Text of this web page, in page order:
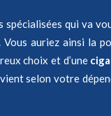
qui va
Vous auriez ainsi la
choix et d’une
selon votre